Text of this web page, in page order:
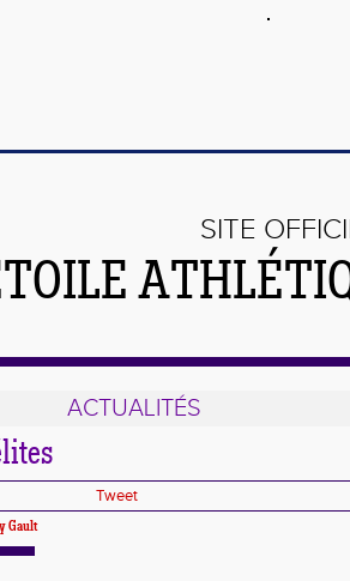
SITE
ACTUALITÉS
Tweet
Gault